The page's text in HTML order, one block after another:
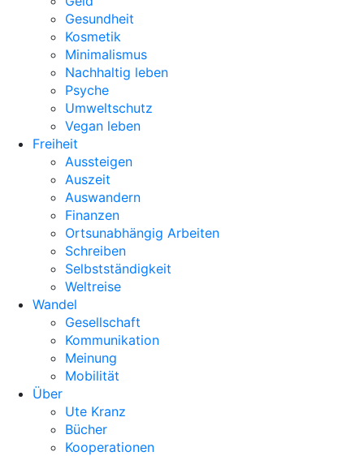
Gesundheit
Kosmetik
Minimalismus
Nachhaltig leben
Psyche
Umweltschutz
Vegan leben
Freiheit
Aussteigen
Auszeit
Auswandern
Finanzen
Ortsunabhängig Arbeiten
Schreiben
Selbstständigkeit
Weltreise
Wandel
Gesellschaft
Kommunikation
Meinung
Mobilität
Über
Ute Kranz
Bücher
Kooperationen